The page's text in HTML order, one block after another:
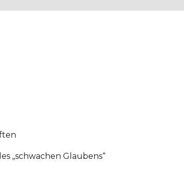
„schwachen Glaubens“